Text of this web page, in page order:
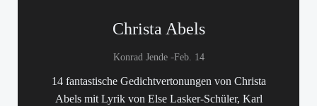
Christa Abels
Konrad Jende -Feb. 14
14 fantastische Gedichtvertonungen von Christa
Abels mit Lyrik von Else Lasker-Schüler, Karl